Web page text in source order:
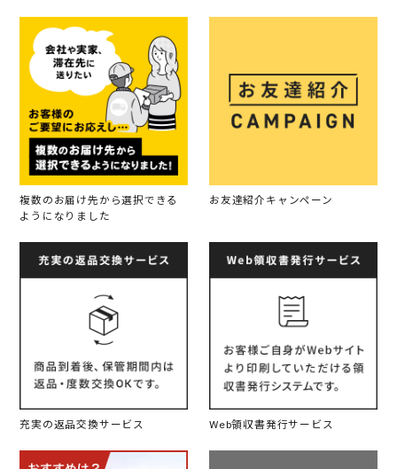
複数のお届け先から選択できる
ようになりました
お友達紹介キャンペーン
充実の返品交換サービス Web領収書発行サービス